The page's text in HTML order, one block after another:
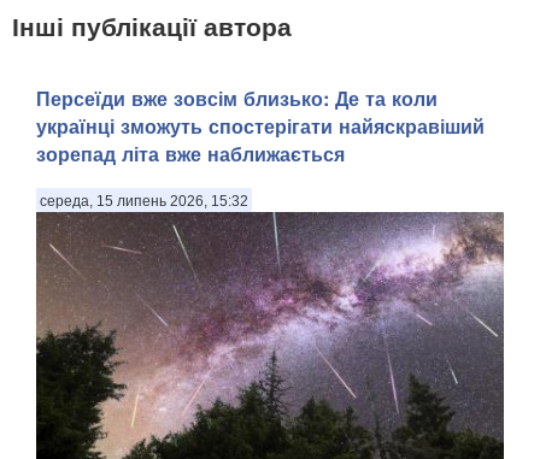
Інші публікації автора
Персеїди вже зовсім близько: Де та коли
українці зможуть спостерігати найяскравіший
зорепад літа вже наближається
середа, 15 липень 2026, 15:32